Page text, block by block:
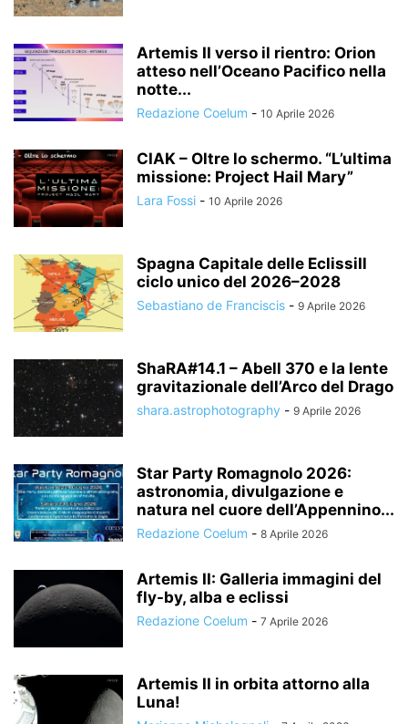
Artemis II verso il rientro: Orion
atteso nell’Oceano Pacifico nella
notte...
Redazione Coelum - 10 Aprile 2026
CIAK – Oltre lo schermo. “L’ultima
missione: Project Hail Mary”
Lara Fossi - 10 Aprile 2026
Spagna Capitale delle EclissiIl
ciclo unico del 2026–2028
Sebastiano de Franciscis - 9 Aprile 2026
ShaRA#14.1 – Abell 370 e la lente
gravitazionale dell’Arco del Drago
shara.astrophotography - 9 Aprile 2026
Star Party Romagnolo 2026:
astronomia, divulgazione e
natura nel cuore dell’Appennino...
Redazione Coelum - 8 Aprile 2026
Artemis II: Galleria immagini del
fly-by, alba e eclissi
Redazione Coelum - 7 Aprile 2026
Artemis II in orbita attorno alla
Luna!